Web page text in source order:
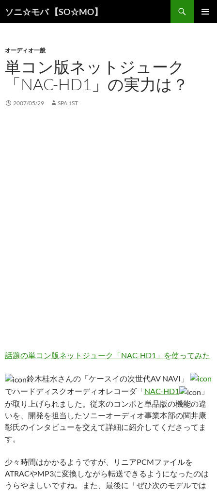
ソニ☆モバ 【SO☆MO】
索
ン
ツ
へ
ッ
オーディオ一般
単コン版ネットジューク
「NAC-HD1」の実力は？
2007/05/29 SPA 1ST
話題の単コン版ネットジューク「NAC-HD1」を使ってみた
鈴木桂水さんの「ケースイの次世代AV NAVI」
でハードディスクオーディオレコーダ「NAC-HD1
」
が取り上げられました。従来のコンポと単品版の機能の違
いを、開発を担当したソニーオーディオ事業本部の関井康
彰氏のインタビューを交えて詳細に紹介してくださってま
す。
少々時間はかかるようですが、リニアPCMファイルを
ATRACやMP3に変換しながら転送できるようになったのは
うらやましいですね。また、最後に「ぜひ次のモデルでは